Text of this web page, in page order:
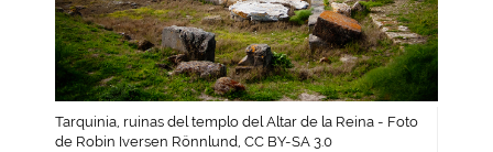
Tarquinia, ruinas del templo del Altar de la Reina - Foto
de Robin Iversen Rönnlund, CC BY-SA 3.0